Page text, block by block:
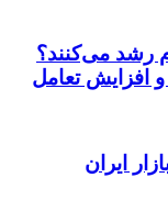
رشد می‌کنند؟
تعامل
ایران